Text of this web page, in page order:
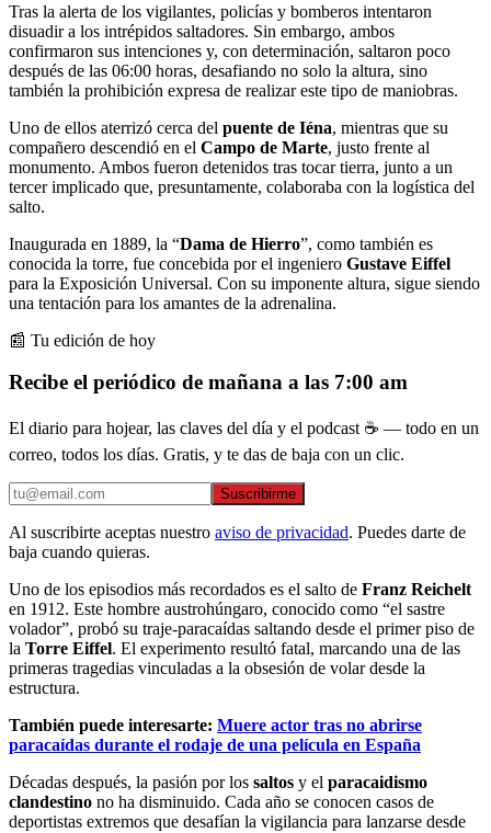
Tras la alerta de los vigilantes, policías y bomberos intentaron
disuadir a los intrépidos saltadores. Sin embargo, ambos
confirmaron sus intenciones y, con determinación, saltaron poco
después de las 06:00 horas, desafiando no solo la altura, sino
también la prohibición expresa de realizar este tipo de maniobras.
Uno de ellos aterrizó cerca del puente de Iéna, mientras que su
compañero descendió en el Campo de Marte, justo frente al
monumento. Ambos fueron detenidos tras tocar tierra, junto a un
tercer implicado que, presuntamente, colaboraba con la logística del
salto.
Inaugurada en 1889, la “Dama de Hierro”, como también es
conocida la torre, fue concebida por el ingeniero Gustave Eiffel
para la Exposición Universal. Con su imponente altura, sigue siendo
una tentación para los amantes de la adrenalina.
📰 Tu edición de hoy
Recibe el periódico de mañana a las 7:00 am
El diario para hojear, las claves del día y el podcast ☕ — todo en un
correo, todos los días. Gratis, y te das de baja con un clic.
Suscribirme
Al suscribirte aceptas nuestro aviso de privacidad. Puedes darte de
baja cuando quieras.
Uno de los episodios más recordados es el salto de Franz Reichelt
en 1912. Este hombre austrohúngaro, conocido como “el sastre
volador”, probó su traje-paracaídas saltando desde el primer piso de
la Torre Eiffel. El experimento resultó fatal, marcando una de las
primeras tragedias vinculadas a la obsesión de volar desde la
estructura.
También puede interesarte: Muere actor tras no abrirse
paracaídas durante el rodaje de una película en España
Décadas después, la pasión por los saltos y el paracaidismo
clandestino no ha disminuido. Cada año se conocen casos de
deportistas extremos que desafían la vigilancia para lanzarse desde